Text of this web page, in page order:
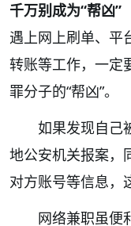
千万别成为“帮凶”
遇上网上刷单、平
转账等工作，一定
罪分子的“帮凶”。
如果发现自己
地公安机关报案，
对方账号等信息，
网络兼职虽便